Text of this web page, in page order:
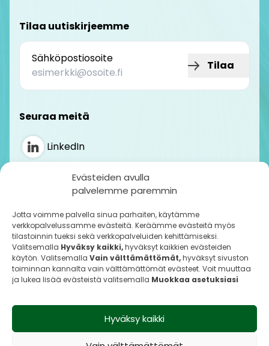
Evästeiden avulla
palvelemme paremmin
Jotta voimme palvella sinua parhaiten, käytämme
verkkopalvelussamme evästeitä. Keräämme evästeitä myös
tilastoinnin tueksi sekä verkkopalveluiden kehittämiseksi.
Valitsemalla Hyväksy kaikki,hyväksyt kaikkien evästeiden
käytön. Valitsemalla Vain välttämättömät,hyväksyt sivuston
toiminnan kannalta vain välttämättömät evästeet. Voit muuttaa
ja lukea lisää evästeistä valitsemalla Muokkaa asetuksiasi
Hyväksy kaikki
Tilaa uutiskirjeemme
Sähköpostiosoite
Tilaa
Seuraa meitä
LinkedIn
Instagram
Laskutustiedot
Y-tunnus: 0590525-5
ALV-numero: FI05905255
Operaattori: Nordea
Välittäjän tunnus: NDEAFIHH
Yleiset toimeksiantoehdot